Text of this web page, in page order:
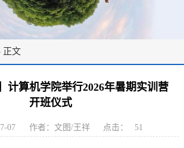
正文
计算机学院举行2026年暑期实训营
开班仪式
07 作者：文图/王祥 点击： 51